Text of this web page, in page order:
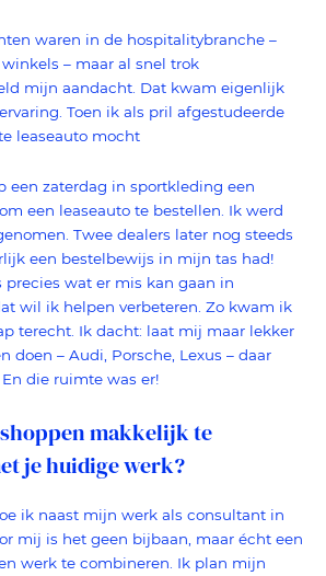
waren in de hospitalitybranche –
– maar al snel trok
mijn aandacht. Dat kwam eigenlijk
Toen ik als pril afgestudeerde
leaseauto mocht
een zaterdag in sportkleding een
een leaseauto te bestellen. Ik werd
Twee dealers later nog steeds
een bestelbewijs in mijn tas had!
precies wat er mis kan gaan in
wil ik helpen verbeteren. Zo kwam ik
terecht. Ik dacht: laat mij maar lekker
doen – Audi, Porsche, Lexus – daar
die ruimte was er!
makkelijk te
je huidige werk?
ik naast mijn werk als consultant in
mij is het geen bijbaan, maar écht een
werk te combineren. Ik plan mijn